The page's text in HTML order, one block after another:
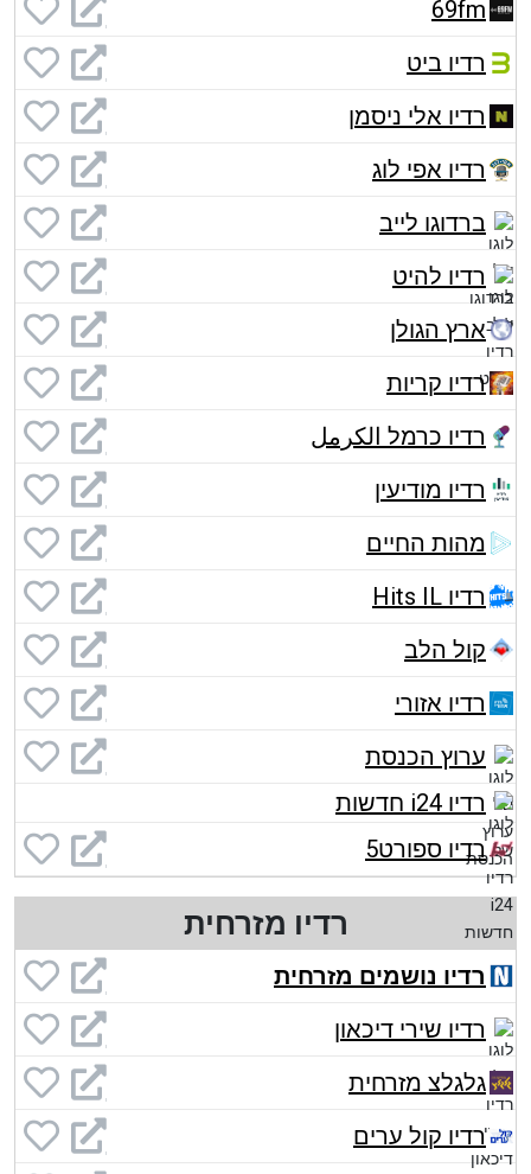
69fm
רדיו ביט
רדיו אלי ניסמן
רדיו אפי לוג
ברדוגו לייב
רדיו להיט
ארץ הגולן
רדיו קריות
רדיו כרמל الكرمل
רדיו מודיעין
מהות החיים
רדיו Hits IL
קול הלב
רדיו אזורי
ערוץ הכנסת
רדיו i24 חדשות
רדיו ספורט5
רדיו מזרחית
רדיו נושמים מזרחית
רדיו שירי דיכאון
גלגלצ מזרחית
רדיו קול ערים